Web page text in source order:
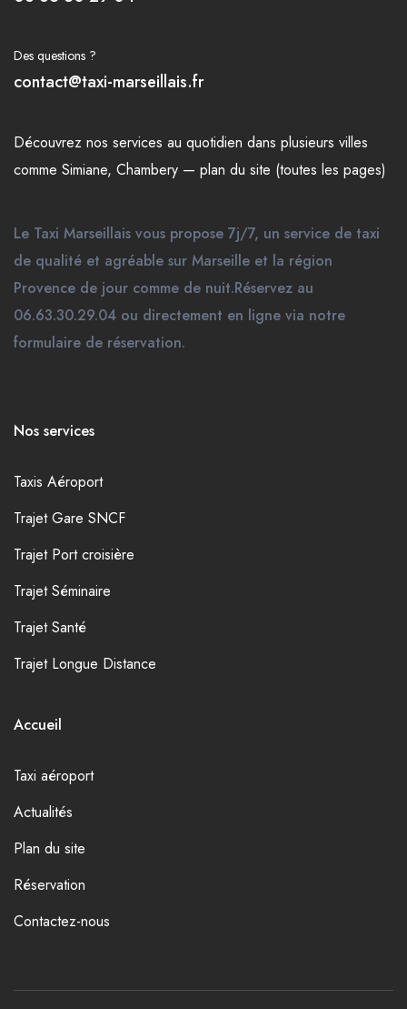
Des questions ?
contact@taxi-marseillais.fr
Découvrez nos services au quotidien dans plusieurs villes
comme Simiane, Chambery — plan du site (toutes les pages)
Le Taxi Marseillais vous propose 7j/7, un service de taxi
de qualité et agréable sur Marseille et la région
Provence de jour comme de nuit.Réservez au
06.63.30.29.04 ou directement en ligne via notre
formulaire de réservation.
Nos services
Taxis Aéroport
Trajet Gare SNCF
Trajet Port croisière
Trajet Séminaire
Trajet Santé
Trajet Longue Distance
Accueil
Taxi aéroport
Actualités
Plan du site
Réservation
Contactez-nous